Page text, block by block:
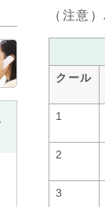
（注意
クール
1
2
3